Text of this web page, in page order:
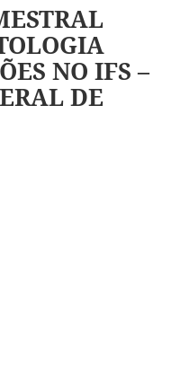
NO IFS –
DE